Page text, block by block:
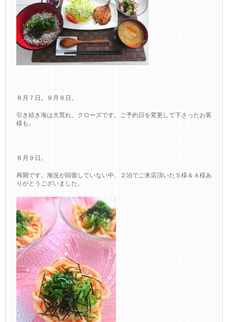
８月７日。８月８日。
引き続き海は大荒れ。クローズです。ご予約日を変更して下さったお客
様も。
８月９日。
再開です。海況が回復していない中、２泊でご来店頂いたＳ様＆Ａ様あ
りがとうございました。